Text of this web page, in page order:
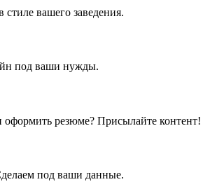
стиле вашего заведения.
под ваши нужды.
оформить резюме? Присылайте контент!
под ваши данные.